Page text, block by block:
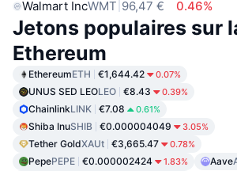
Walmart IncWMT 96,47 € 0.46%
Jetons populaires sur
Ethereum
EthereumETH €1,644.42 0.07%
UNUS SED LEOLEO €8.43 0.39%
ChainlinkLINK €7.08 0.61%
Shiba InuSHIB €0.000004049 3.05%
Tether GoldXAUt €3,665.47 0.78%
PepePEPE €0.000002424 1.83% Aave